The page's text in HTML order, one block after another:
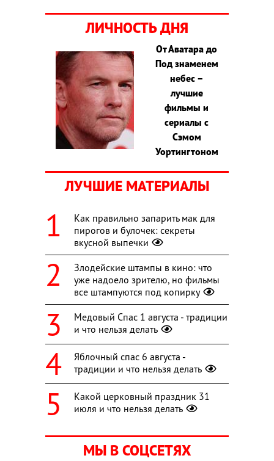
ЛИЧНОСТЬ ДНЯ
От Аватара до
Под знаменем
небес –
лучшие
фильмы и
сериалы с
Сэмом
Уортингтоном
ЛУЧШИЕ МАТЕРИАЛЫ
Как правильно запарить мак для
пирогов и булочек: секреты
вкусной выпечки
Злодейские штампы в кино: что
уже надоело зрителю, но фильмы
все штампуются под копирку
Медовый Спас 1 августа - традиции
и что нельзя делать
Яблочный спас 6 августа -
традиции и что нельзя делать
Какой церковный праздник 31
июля и что нельзя делать
МЫ В СОЦСЕТЯХ